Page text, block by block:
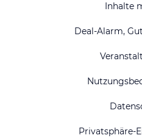
Inhalte
Deal-Alarm,
Privatsphäre-